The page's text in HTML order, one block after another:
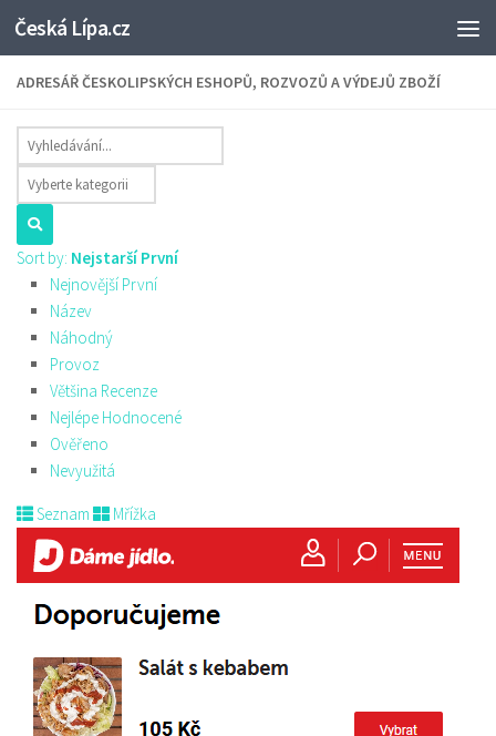
Skip to content
Česká Lípa.cz
ADRESÁŘ ČESKOLIPSKÝCH ESHOPŮ, ROZVOZŮ A VÝDEJŮ ZBOŽÍ
Sort by: Nejstarší První
Nejnovější První
Název
Náhodný
Provoz
Většina Recenze
Nejlépe Hodnocené
Ověřeno
Nevyužitá
Seznam Mřížka